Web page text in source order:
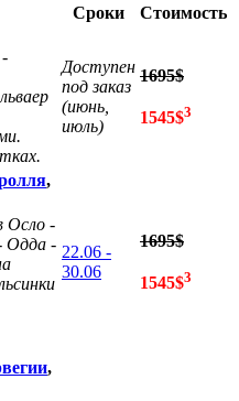
Сроки
Стоимость
Доступен
под заказ
(июнь,
июль)
1695$
1545$3
,
Осло -
Одда - 22.06 -
30.06
1695$
1545$3
,